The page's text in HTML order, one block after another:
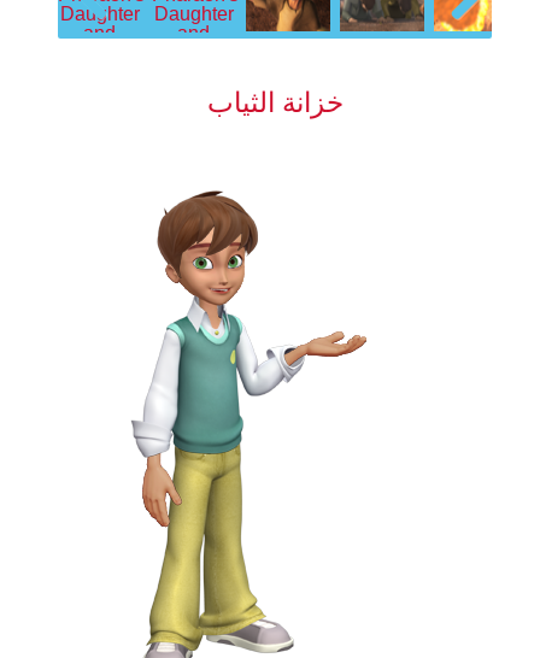
Previous Next
خزانة الثياب